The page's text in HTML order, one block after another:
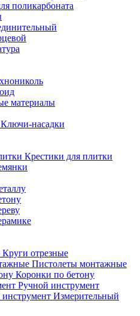
поликарбоната
материалы
Ключи-насадки
Крестики для плитки
Круги отрезные
Пистолеты монтажные
Коронки по бетону
Ручной инструмент
Измерительный